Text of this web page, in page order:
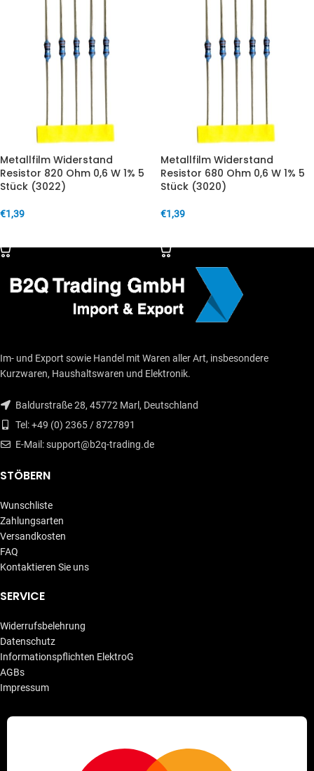
Metallfilm Widerstand
Resistor 820 Ohm 0,6 W 1% 5
Stück (3022)
€1,39
Metallfilm Widerstand
Resistor 680 Ohm 0,6 W 1% 5
Stück (3020)
€1,39
Im- und Export sowie Handel mit Waren aller Art, insbesondere
Kurzwaren, Haushaltswaren und Elektronik.
Baldurstraße 28, 45772 Marl, Deutschland
Tel: +49 (0) 2365 / 8727891
E-Mail: support@b2q-trading.de
STÖBERN
Wunschliste
Zahlungsarten
Versandkosten
FAQ
Kontaktieren Sie uns
SERVICE
Widerrufsbelehrung
Datenschutz
Informationspflichten ElektroG
AGBs
Impressum